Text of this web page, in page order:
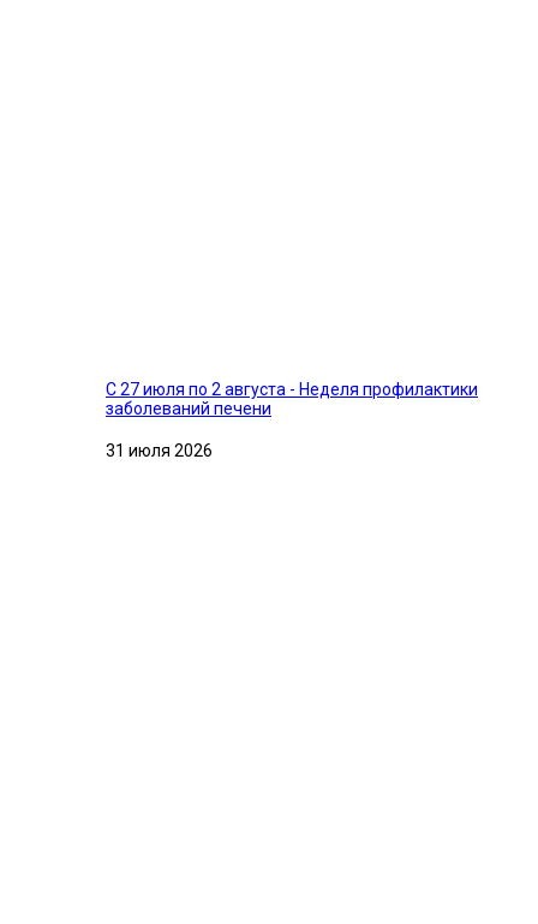
С 27 июля по 2 августа - Неделя профилактики
заболеваний печени
31 июля 2026